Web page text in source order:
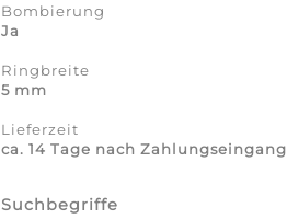
Bombierung
Ja
Ringbreite
5 mm
Lieferzeit
ca. 14 Tage nach Zahlungseingang
Suchbegriffe